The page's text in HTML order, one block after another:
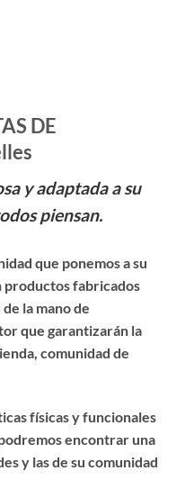
DE
y adaptada a su
piensan.
que ponemos a su
productos fabricados
la mano de
que garantizarán la
comunidad de
físicas y funcionales
encontrar una
y las de su comunidad